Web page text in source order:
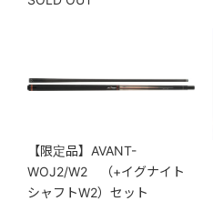
【限定品】AVANT-
WOJ2/W2 （+イグナイト
シャフトW2）セット